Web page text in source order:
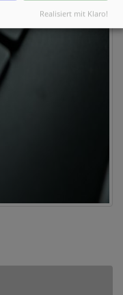
Realisiert mit Klaro!